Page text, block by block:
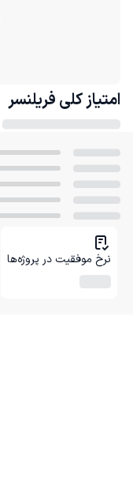
امتیاز کلی فریلنسر
نرخ موفقیت در پروژه‌ها